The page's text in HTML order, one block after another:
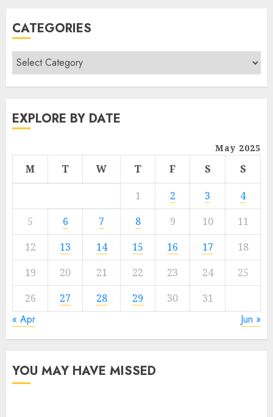
CATEGORIES
EXPLORE BY DATE
May 2025
M T W T F S
S
1
2 3
4
5
6 7 8 9 10
11
12
13 14 15 16 17
18
19
20 21 22 23 24
25
26
27 28 29 30 31
« Apr Jun »
YOU MAY HAVE MISSED